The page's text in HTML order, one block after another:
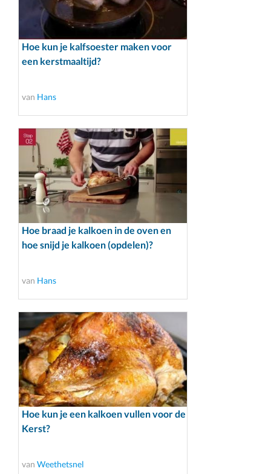
Hoe kun je kalfsoester maken voor
een kerstmaaltijd?
van Hans
Hoe braad je kalkoen in de oven en
hoe snijd je kalkoen (opdelen)?
van Hans
Hoe kun je een kalkoen vullen voor de
Kerst?
van Weethetsnel